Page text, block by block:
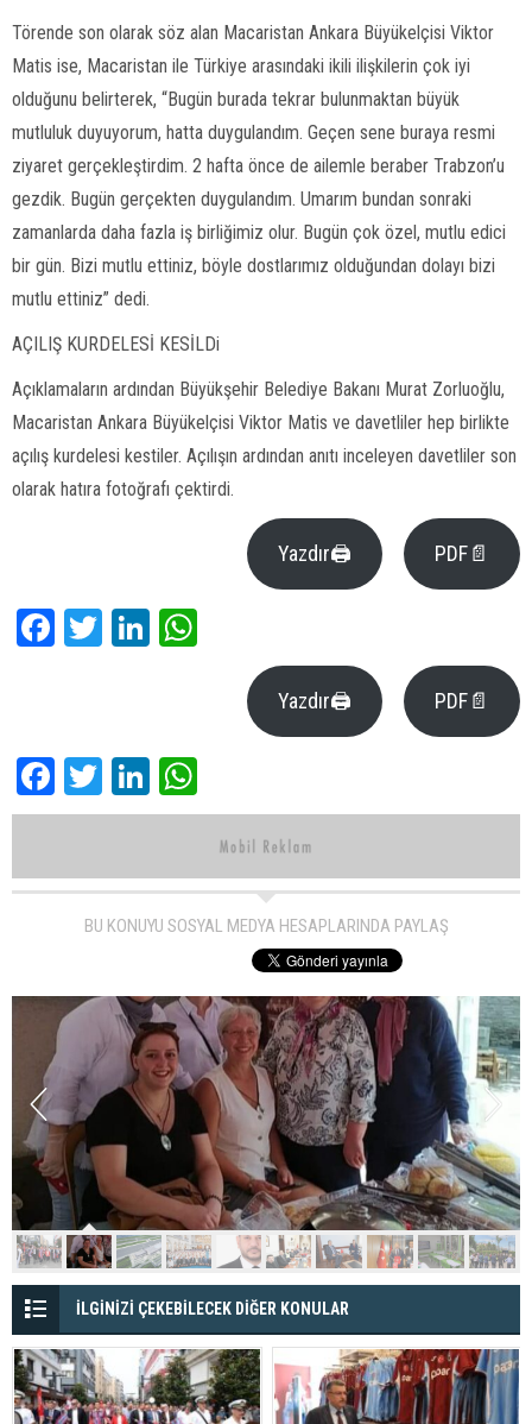
Törende son olarak söz alan Macaristan Ankara Büyükelçisi Viktor
Matis ise, Macaristan ile Türkiye arasındaki ikili ilişkilerin çok iyi
olduğunu belirterek, “Bugün burada tekrar bulunmaktan büyük
mutluluk duyuyorum, hatta duygulandım. Geçen sene buraya resmi
ziyaret gerçekleştirdim. 2 hafta önce de ailemle beraber Trabzon’u
gezdik. Bugün gerçekten duygulandım. Umarım bundan sonraki
zamanlarda daha fazla iş birliğimiz olur. Bugün çok özel, mutlu edici
bir gün. Bizi mutlu ettiniz, böyle dostlarımız olduğundan dolayı bizi
mutlu ettiniz” dedi.
AÇILIŞ KURDELESİ KESİLDi
Açıklamaların ardından Büyükşehir Belediye Bakanı Murat Zorluoğlu,
Macaristan Ankara Büyükelçisi Viktor Matis ve davetliler hep birlikte
açılış kurdelesi kestiler. Açılışın ardından anıtı inceleyen davetliler son
olarak hatıra fotoğrafı çektirdi.
Yazdır🖨 PDF📄
Facebook
TwitterLinkedIn
Yazdır🖨 PDF📄
Facebook
TwitterLinkedIn
BU KONUYU SOSYAL MEDYA HESAPLARINDA PAYLAŞ
İLGİNİZİ ÇEKEBİLECEK DİĞER KONULAR